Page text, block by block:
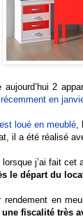
aujourd’hui 2
récemment en
loué en meublé,
il a été réalisé
lorsque j’ai fait cet
le départ du
rendement en
une fiscalité très